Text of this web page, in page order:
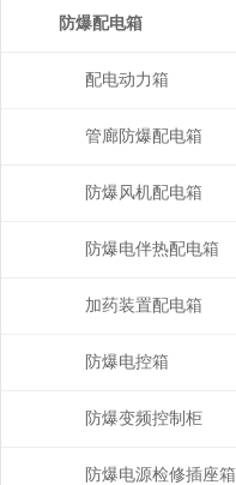
防爆配电箱
配电动力箱
管廊防爆配电箱
防爆风机配电箱
防爆电伴热配电箱
加药装置配电箱
防爆电控箱
防爆变频控制柜
防爆电源检修插座箱